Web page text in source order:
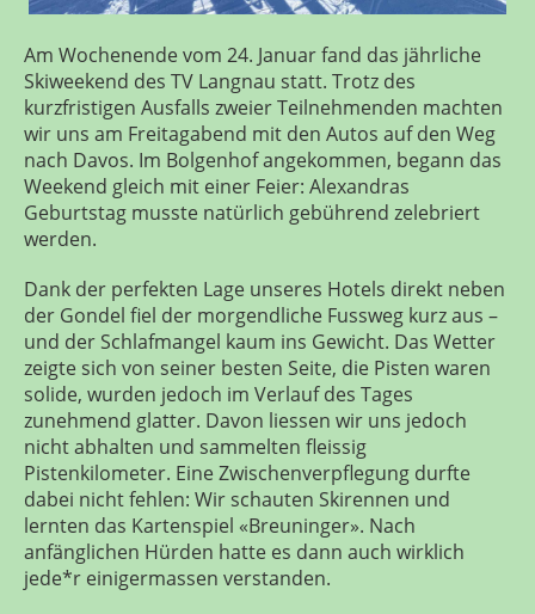
Am Wochenende vom 24. Januar fand das jährliche
Skiweekend des TV Langnau statt. Trotz des
kurzfristigen Ausfalls zweier Teilnehmenden machten
wir uns am Freitagabend mit den Autos auf den Weg
nach Davos. Im Bolgenhof angekommen, begann das
Weekend gleich mit einer Feier: Alexandras
Geburtstag musste natürlich gebührend zelebriert
werden.
Dank der perfekten Lage unseres Hotels direkt neben
der Gondel fiel der morgendliche Fussweg kurz aus –
und der Schlafmangel kaum ins Gewicht. Das Wetter
zeigte sich von seiner besten Seite, die Pisten waren
solide, wurden jedoch im Verlauf des Tages
zunehmend glatter. Davon liessen wir uns jedoch
nicht abhalten und sammelten fleissig
Pistenkilometer. Eine Zwischenverpflegung durfte
dabei nicht fehlen: Wir schauten Skirennen und
lernten das Kartenspiel «Breuninger». Nach
anfänglichen Hürden hatte es dann auch wirklich
jede*r einigermassen verstanden.